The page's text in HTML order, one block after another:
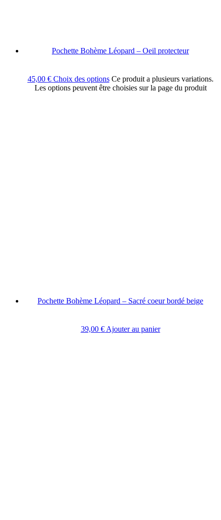
Pochette Bohème Léopard – Oeil protecteur
45,00 € Choix des options Ce produit a plusieurs variations.
Les options peuvent être choisies sur la page du produit
Pochette Bohème Léopard – Sacré coeur bordé beige
39,00 € Ajouter au panier